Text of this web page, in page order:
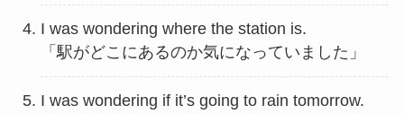
I was wondering where the station is.
「駅がどこにあるのか気になっていました」
I was wondering if it’s going to rain tomorrow.